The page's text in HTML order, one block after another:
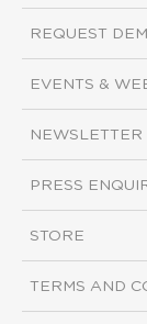
REQUEST
EVENTS &
NEWSLETTER
PRESS
STORE
TERMS AND